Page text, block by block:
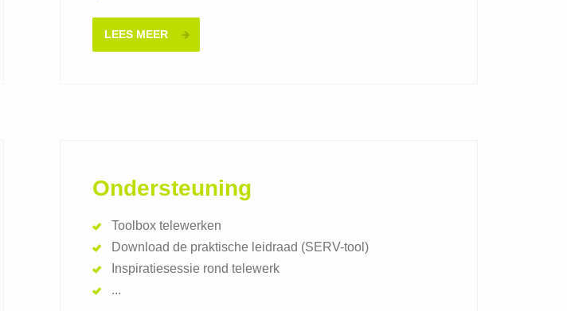
LEES MEER
Ondersteuning
Toolbox telewerken
Download de praktische leidraad (SERV-tool)
Inspiratiesessie rond telewerk
...